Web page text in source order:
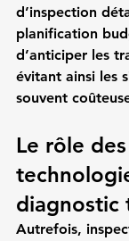
d’inspection
planification
d’anticiper les
évitant ainsi les
souvent
Le rôle
diagnostic
Autrefois,